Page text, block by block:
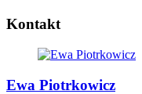
Kontakt
Ewa Piotrkowicz